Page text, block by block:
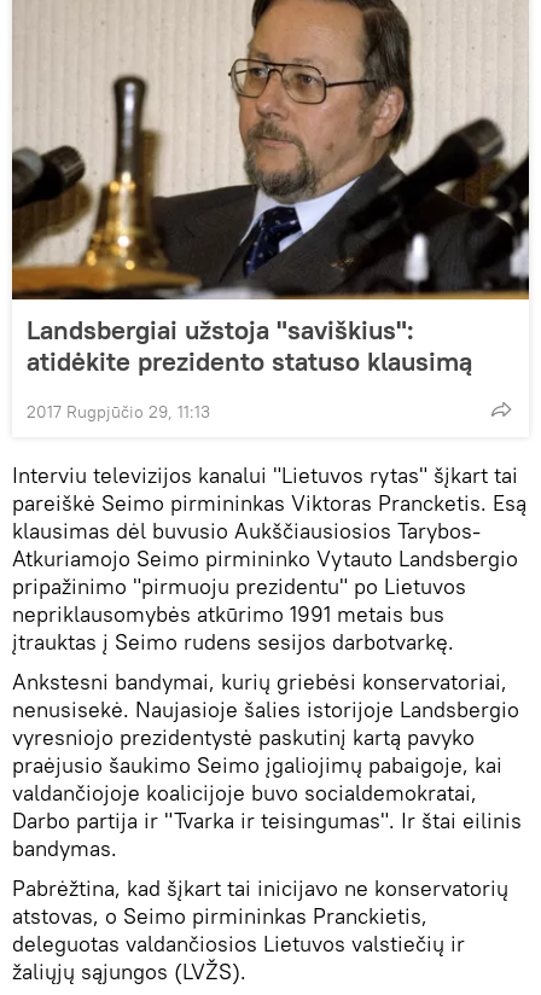
Landsbergiai užstoja "saviškius":
atidėkite prezidento statuso klausimą
2017 Rugpjūčio 29, 11:13
Interviu televizijos kanalui "Lietuvos rytas" šįkart tai
pareiškė Seimo pirmininkas Viktoras Prancketis. Esą
klausimas dėl buvusio Aukščiausiosios Tarybos-
Atkuriamojo Seimo pirmininko Vytauto Landsbergio
pripažinimo "pirmuoju prezidentu" po Lietuvos
nepriklausomybės atkūrimo 1991 metais bus
įtrauktas į Seimo rudens sesijos darbotvarkę.
Ankstesni bandymai, kurių griebėsi konservatoriai,
nenusisekė. Naujasioje šalies istorijoje Landsbergio
vyresniojo prezidentystė paskutinį kartą pavyko
praėjusio šaukimo Seimo įgaliojimų pabaigoje, kai
valdančiojoje koalicijoje buvo socialdemokratai,
Darbo partija ir "Tvarka ir teisingumas". Ir štai eilinis
bandymas.
Pabrėžtina, kad šįkart tai inicijavo ne konservatorių
atstovas, o Seimo pirmininkas Pranckietis,
deleguotas valdančiosios Lietuvos valstiečių ir
žaliųjų sąjungos (LVŽS).